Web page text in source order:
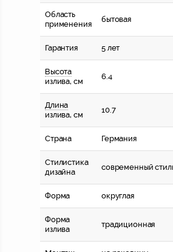
Область
применения
бытовая
Гарантия 5 лет
Высота
излива, см
6.4
Длина
излива, см
10.7
Страна Германия
Стилистика
дизайна
современный
Форма округлая
Форма
излива
традиционная